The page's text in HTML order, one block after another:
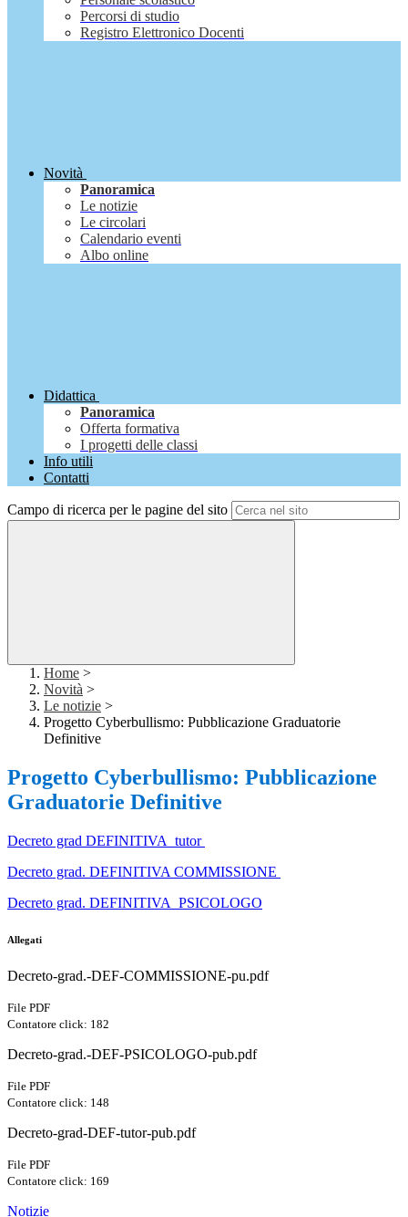
Percorsi di studio
Registro Elettronico Docenti
Novità
Panoramica
Le notizie
Le circolari
Calendario eventi
Albo online
Didattica
Panoramica
Offerta formativa
I progetti delle classi
Info utili
Contatti
Campo di ricerca per le pagine del sito
Home >
Novità >
Le notizie >
Progetto Cyberbullismo: Pubblicazione Graduatorie
Definitive
Progetto Cyberbullismo: Pubblicazione
Graduatorie Definitive
Decreto grad DEFINITIVA tutor
Decreto grad. DEFINITIVA COMMISSIONE
Decreto grad. DEFINITIVA PSICOLOGO
Allegati
Decreto-grad.-DEF-COMMISSIONE-pu.pdf
File PDF
Contatore click: 182
Decreto-grad.-DEF-PSICOLOGO-pub.pdf
File PDF
Contatore click: 148
Decreto-grad-DEF-tutor-pub.pdf
File PDF
Contatore click: 169
Notizie